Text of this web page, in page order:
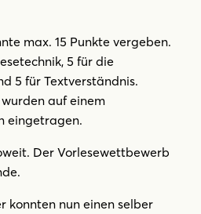
max. 15 Punkte vergeben.
5 für die
5 für Textverständnis.
auf einem
eingetragen.
Der Vorlesewettbewerb
konnten nun einen selber